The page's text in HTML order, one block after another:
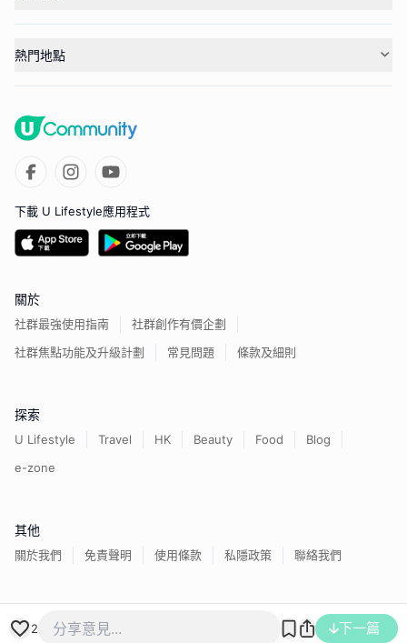
2 下一篇
熱門地點
下載 U Lifestyle應用程式
關於
社群最強使用指南
社群創作有價企劃
社群焦點功能及升級計劃
常見問題 條款及細則
探索
U Lifestyle Travel HK Beauty Food
Blog
e-zone
其他
關於我們 免責聲明 使用條款 私隱政策 聯絡我們
香港經濟日報版權所有©